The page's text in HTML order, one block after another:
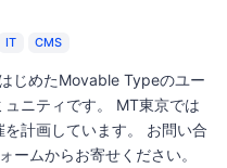
IT CMS
じめたMovable Typeのユー
ニティです。 MT東京では
計画しています。 お問い合
ームからお寄せください。